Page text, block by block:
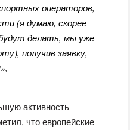
операторов,
(я думаю, скорее
делать, мы уже
получив заявку,
активность
что европейские